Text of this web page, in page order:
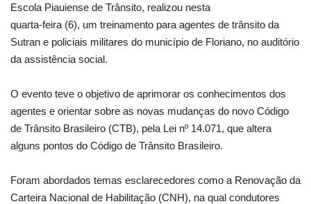
Escola Piauiense de Trânsito, realizou nesta
quarta-feira (6), um treinamento para agentes de trânsito da
Sutran e policiais militares do município de Floriano, no auditório
da assistência social.
O evento teve o objetivo de aprimorar os conhecimentos dos
agentes e orientar sobre as novas mudanças do novo Código
de Trânsito Brasileiro (CTB), pela Lei nº 14.071, que altera
alguns pontos do Código de Trânsito Brasileiro.
Foram abordados temas esclarecedores como a Renovação da
Carteira Nacional de Habilitação (CNH), na qual condutores